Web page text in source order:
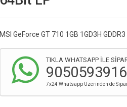
MSI GeForce GT 710 1GB 1GD3H
TIKLA WHATSAPP İLE
7x24 Whatsapp Üzerinden de